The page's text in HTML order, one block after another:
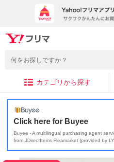
カテゴリから探す
Click here for Buyee
Buyee - A multilingual purchasing agent
from JDirectItems Fleamarket (provided by